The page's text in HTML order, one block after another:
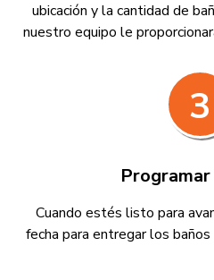
ubicación y la cantidad de
nuestro equipo le
3
Cuando estés listo para
fecha para entregar los